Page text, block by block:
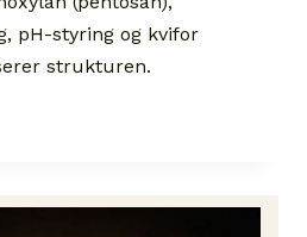
pH-styring og kvifor
strukturen.